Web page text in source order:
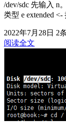
/dev/sdc 先输入 n
类型 e extended
2022年7月28日 2
阅读全文